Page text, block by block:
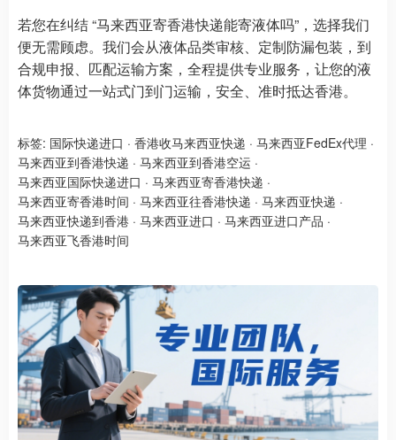
若您在纠结 “马来西亚寄香港快递能寄液体吗”，选择我们
便无需顾虑。我们会从液体品类审核、定制防漏包装，到
合规申报、匹配运输方案，全程提供专业服务，让您的液
体货物通过一站式门到门运输，安全、准时抵达香港。
标签: 国际快递进口 · 香港收马来西亚快递 · 马来西亚FedEx代理 ·
马来西亚到香港快递 · 马来西亚到香港空运 ·
马来西亚国际快递进口 · 马来西亚寄香港快递 ·
马来西亚寄香港时间 · 马来西亚往香港快递 · 马来西亚快递 ·
马来西亚快递到香港 · 马来西亚进口 · 马来西亚进口产品 ·
马来西亚飞香港时间